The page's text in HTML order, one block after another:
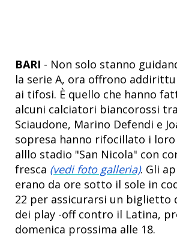
BARI - Non solo stanno
la serie A, ora offrono
ai tifosi. È quello che hanno
alcuni calciatori biancorossi
Sciaudone, Marino Defendi e
sopresa hanno rifocillato i
alllo stadio "San Nicola" con
fresca (vedi foto galleria). Gli
erano da ore sotto il sole in
22 per assicurarsi un biglietto
dei play -off contro il Latina,
domenica prossima alle 18.